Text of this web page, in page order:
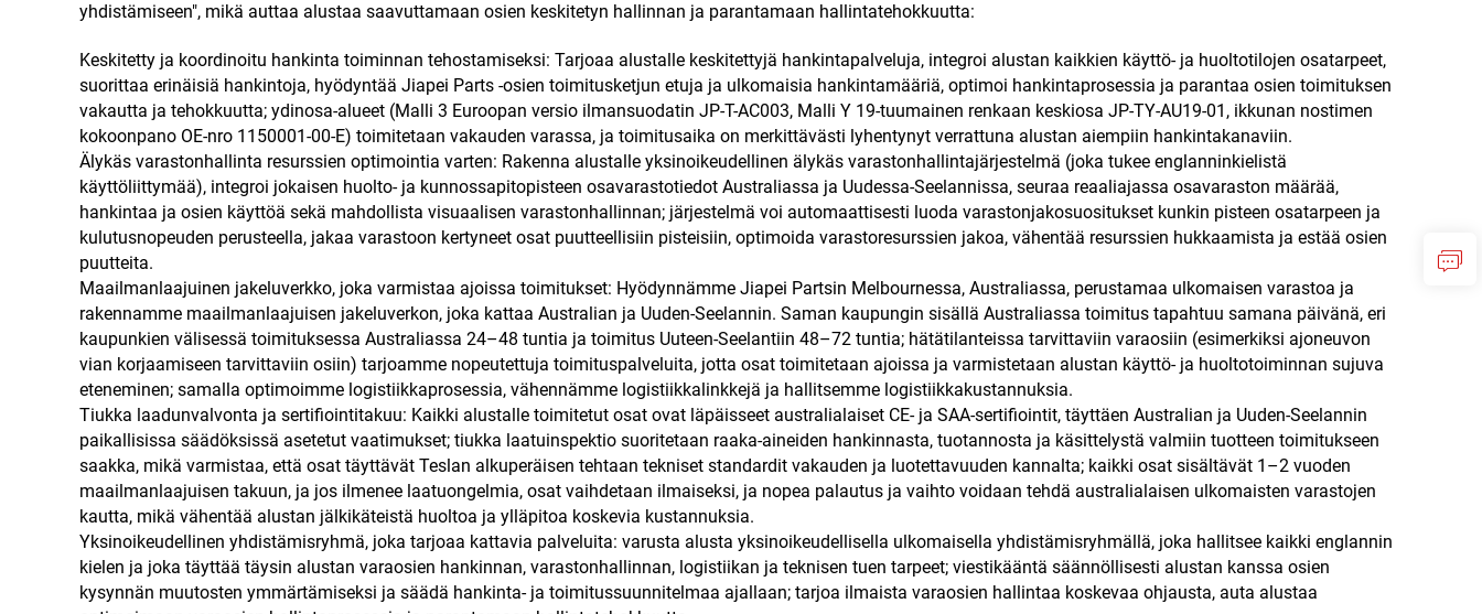
yhdistämiseen", mikä auttaa alustaa saavuttamaan osien keskitetyn hallinnan ja parantamaan hallintatehokkuutta:
Keskitetty ja koordinoitu hankinta toiminnan tehostamiseksi: Tarjoaa alustalle keskitettyjä hankintapalveluja, integroi alustan kaikkien käyttö- ja huoltotilojen osatarpeet,
suorittaa erinäisiä hankintoja, hyödyntää Jiapei Parts -osien toimitusketjun etuja ja ulkomaisia hankintamääriä, optimoi hankintaprosessia ja parantaa osien toimituksen
vakautta ja tehokkuutta; ydinosa-alueet (Malli 3 Euroopan versio ilmansuodatin JP-T-AC003, Malli Y 19-tuumainen renkaan keskiosa JP-TY-AU19-01, ikkunan nostimen
kokoonpano OE-nro 1150001-00-E) toimitetaan vakauden varassa, ja toimitusaika on merkittävästi lyhentynyt verrattuna alustan aiempiin hankintakanaviin.
Älykäs varastonhallinta resurssien optimointia varten: Rakenna alustalle yksinoikeudellinen älykäs varastonhallintajärjestelmä (joka tukee englanninkielistä
käyttöliittymää), integroi jokaisen huolto- ja kunnossapitopisteen osavarastotiedot Australiassa ja Uudessa-Seelannissa, seuraa reaaliajassa osavaraston määrää,
hankintaa ja osien käyttöä sekä mahdollista visuaalisen varastonhallinnan; järjestelmä voi automaattisesti luoda varastonjakosuositukset kunkin pisteen osatarpeen ja
kulutusnopeuden perusteella, jakaa varastoon kertyneet osat puutteellisiin pisteisiin, optimoida varastoresurssien jakoa, vähentää resurssien hukkaamista ja estää osien
puutteita.
Maailmanlaajuinen jakeluverkko, joka varmistaa ajoissa toimitukset: Hyödynnämme Jiapei Partsin Melbournessa, Australiassa, perustamaa ulkomaisen varastoa ja
rakennamme maailmanlaajuisen jakeluverkon, joka kattaa Australian ja Uuden-Seelannin. Saman kaupungin sisällä Australiassa toimitus tapahtuu samana päivänä, eri
kaupunkien välisessä toimituksessa Australiassa 24–48 tuntia ja toimitus Uuteen-Seelantiin 48–72 tuntia; hätätilanteissa tarvittaviin varaosiin (esimerkiksi ajoneuvon
vian korjaamiseen tarvittaviin osiin) tarjoamme nopeutettuja toimituspalveluita, jotta osat toimitetaan ajoissa ja varmistetaan alustan käyttö- ja huoltotoiminnan sujuva
eteneminen; samalla optimoimme logistiikkaprosessia, vähennämme logistiikkalinkkejä ja hallitsemme logistiikkakustannuksia.
Tiukka laadunvalvonta ja sertifiointitakuu: Kaikki alustalle toimitetut osat ovat läpäisseet australialaiset CE- ja SAA-sertifiointit, täyttäen Australian ja Uuden-Seelannin
paikallisissa säädöksissä asetetut vaatimukset; tiukka laatuinspektio suoritetaan raaka-aineiden hankinnasta, tuotannosta ja käsittelystä valmiin tuotteen toimitukseen
saakka, mikä varmistaa, että osat täyttävät Teslan alkuperäisen tehtaan tekniset standardit vakauden ja luotettavuuden kannalta; kaikki osat sisältävät 1–2 vuoden
maailmanlaajuisen takuun, ja jos ilmenee laatuongelmia, osat vaihdetaan ilmaiseksi, ja nopea palautus ja vaihto voidaan tehdä australialaisen ulkomaisten varastojen
kautta, mikä vähentää alustan jälkikäteistä huoltoa ja ylläpitoa koskevia kustannuksia.
Yksinoikeudellinen yhdistämisryhmä, joka tarjoaa kattavia palveluita: varusta alusta yksinoikeudellisella ulkomaisella yhdistämisryhmällä, joka hallitsee kaikki englannin
kielen ja joka täyttää täysin alustan varaosien hankinnan, varastonhallinnan, logistiikan ja teknisen tuen tarpeet; viestikääntä säännöllisesti alustan kanssa osien
kysynnän muutosten ymmärtämiseksi ja säädä hankinta- ja toimitussuunnitelmaa ajallaan; tarjoa ilmaista varaosien hallintaa koskevaa ohjausta, auta alustaa